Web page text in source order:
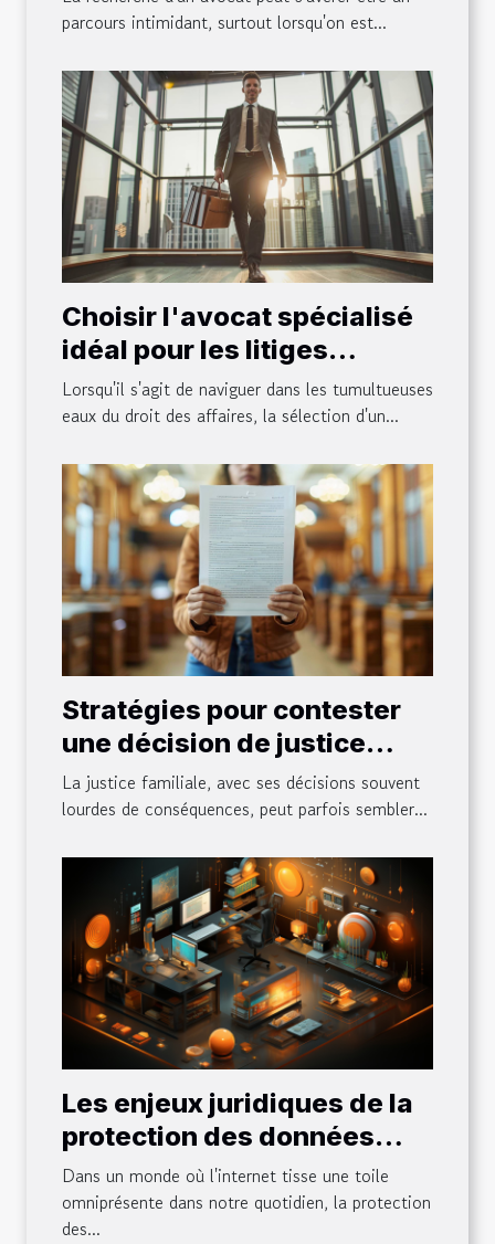
parcours intimidant, surtout lorsqu'on est...
Choisir l'avocat spécialisé
idéal pour les litiges
d'entreprises
Lorsqu'il s'agit de naviguer dans les tumultueuses
eaux du droit des affaires, la sélection d'un...
Stratégies pour contester
une décision de justice
familiale
La justice familiale, avec ses décisions souvent
lourdes de conséquences, peut parfois sembler...
Les enjeux juridiques de la
protection des données
personnelles sur internet
Dans un monde où l'internet tisse une toile
omniprésente dans notre quotidien, la protection
des...